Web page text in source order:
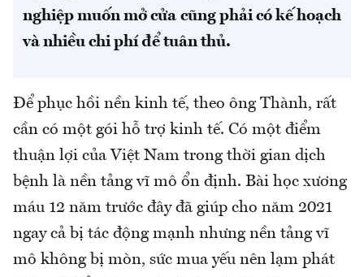
nghiệp muốn mở cửa cũng phải có kế hoạch
và nhiều chi phí để tuân thủ.
Để phục hồi nền kinh tế, theo ông Thành, rất
cần có một gói hỗ trợ kinh tế. Có một điểm
thuận lợi của Việt Nam trong thời gian dịch
bệnh là nền tảng vĩ mô ổn định. Bài học xương
máu 12 năm trước đây đã giúp cho năm 2021
ngay cả bị tác động mạnh nhưng nền tảng vĩ
mô không bị mòn, sức mua yếu nên lạm phát